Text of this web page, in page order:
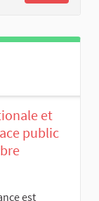
et
public
est